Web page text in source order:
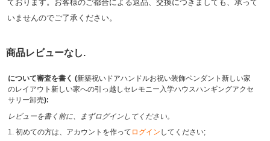
ております。お客様のご都合による返品、交換につきましても、承って
いませんのでご了承ください。
商品レビューなし.
について審査を書く (新築祝いドアハンドルお祝い装飾ペンダント新しい家
のレイアウト新しい家への引っ越しセレモニー入学ハウスハンギングアクセ
サリー卸売):
レビューを書く前に、まずログインしてください。
1. 初めての方は、アカウントを作って ログイン してください;